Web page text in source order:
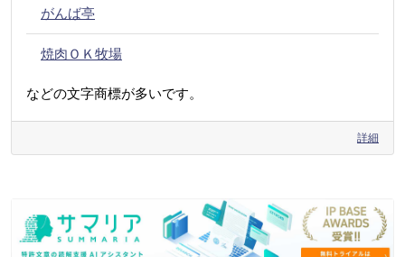
がんば亭
焼肉ＯＫ牧場
などの文字商標が多いです。
詳細